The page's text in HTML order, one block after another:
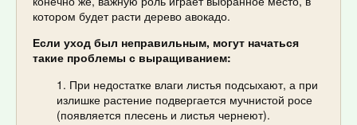
котором будет расти дерево авокадо.
Если уход был неправильным, могут начаться
такие проблемы с выращиванием:
При недостатке влаги листья подсыхают, а при
излишке растение подвергается мучнистой росе
(появляется плесень и листья чернеют).